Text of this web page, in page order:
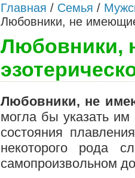
Главная / Семья /
Любовники, не
Любовники,
Любовники, не
могла бы указать им
состояния
некоторого рода
самопроизвольном